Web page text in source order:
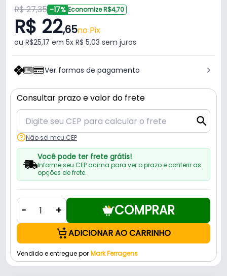
R$ 27,35 -17% Economize R$4,70
R$ 22,65no Pix
ou R$25,17 em 5x R$ 5,03 sem juros
Ver formas de pagamento
Consultar prazo e valor do frete
Não sei meu CEP
Você pode ter frete grátis!
Informe seu CEP acima para ver o prazo e conferir as
opções de frete.
- + COMPRAR
ADICIONAR AO CARRINHO
Vendido e entregue por Mark Ferragens